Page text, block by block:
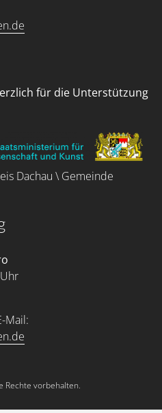
für die Unterstützung
Dachau \ Gemeinde
Mail:
Rechte vorbehalten.